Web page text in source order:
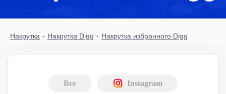
Накрутка - Накрутка Digg - Накрутка избранного Digg
Все Instagram